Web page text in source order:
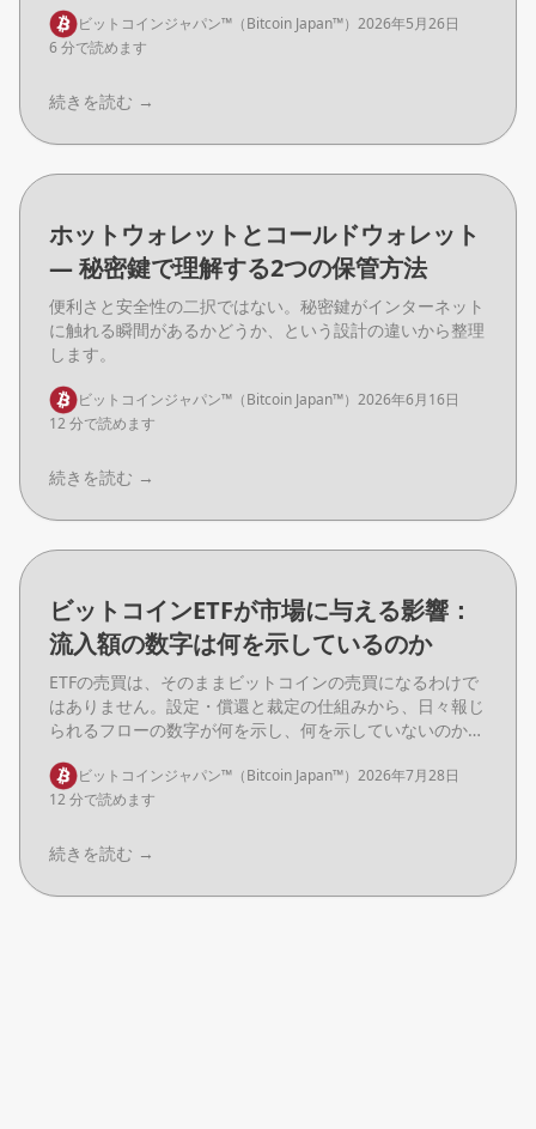
ビットコインジャパン™（Bitcoin Japan™） 2026年5月26日
6 分で読めます
続きを読む →
ホットウォレットとコールドウォレット
― 秘密鍵で理解する2つの保管方法
便利さと安全性の二択ではない。秘密鍵がインターネット
に触れる瞬間があるかどうか、という設計の違いから整理
します。
ビットコインジャパン™（Bitcoin Japan™） 2026年6月16日
12 分で読めます
続きを読む →
ビットコインETFが市場に与える影響：
流入額の数字は何を示しているのか
ETFの売買は、そのままビットコインの売買になるわけで
はありません。設定・償還と裁定の仕組みから、日々報じ
られるフローの数字が何を示し、何を示していないのかを
ビットコインジャパン™（Bitcoin Japan™） 2026年7月28日
12 分で読めます
続きを読む →